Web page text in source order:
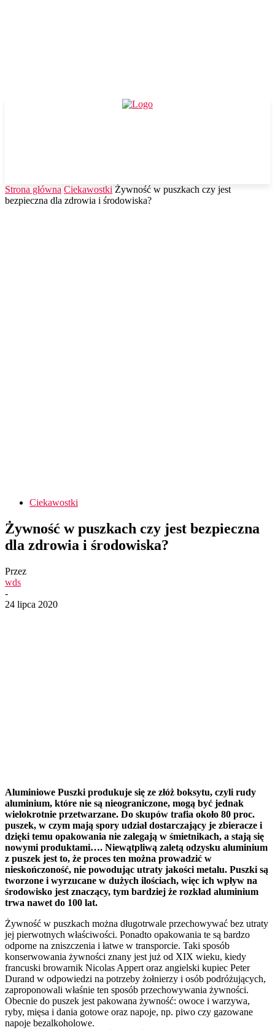
Strona główna Ciekawostki Żywność w puszkach czy jest
bezpieczna dla zdrowia i środowiska?
Ciekawostki
Żywność w puszkach czy jest bezpieczna
dla zdrowia i środowiska?
Przez
wds
-
24 lipca 2020
Aluminiowe Puszki produkuje się ze złóż boksytu, czyli rudy
aluminium, które nie są nieograniczone, mogą być jednak
wielokrotnie przetwarzane. Do skupów trafia około 80 proc.
puszek, w czym mają spory udział dostarczający je zbieracze i
dzięki temu opakowania nie zalegają w śmietnikach, a stają się
nowymi produktami…. Niewątpliwą zaletą odzysku aluminium
z puszek jest to, że proces ten można prowadzić w
nieskończoność, nie powodując utraty jakości metalu. Puszki są
tworzone i wyrzucane w dużych ilościach, więc ich wpływ na
środowisko jest znaczący, tym bardziej że rozkład aluminium
trwa nawet do 100 lat.
Żywność w puszkach można długotrwale przechowywać bez utraty
jej pierwotnych właściwości. Ponadto opakowania te są bardzo
odporne na zniszczenia i łatwe w transporcie. Taki sposób
konserwowania żywności znany jest już od XIX wieku, kiedy
francuski browarnik Nicolas Appert oraz angielski kupiec Peter
Durand w odpowiedzi na potrzeby żołnierzy i osób podróżujących,
zaproponowali właśnie ten sposób przechowywania żywności.
Obecnie do puszek jest pakowana żywność: owoce i warzywa,
ryby, mięsa i dania gotowe oraz napoje, np. piwo czy gazowane
napoje bezalkoholowe.